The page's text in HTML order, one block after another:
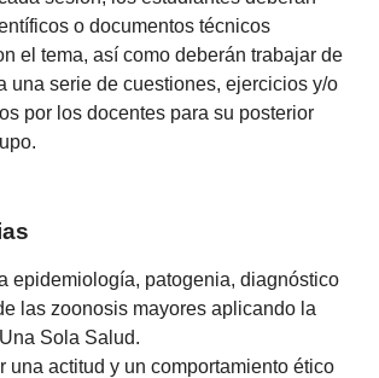
o documentos técnicos
el tema, así como deberán trabajar de
una serie de cuestiones, ejercicios y/o
por los docentes para su posterior
epidemiología, patogenia, diagnóstico
las zoonosis mayores aplicando la
Sola Salud.
una actitud y un comportamiento ético